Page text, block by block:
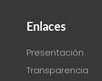
Enlaces
Presentación
Transparencia